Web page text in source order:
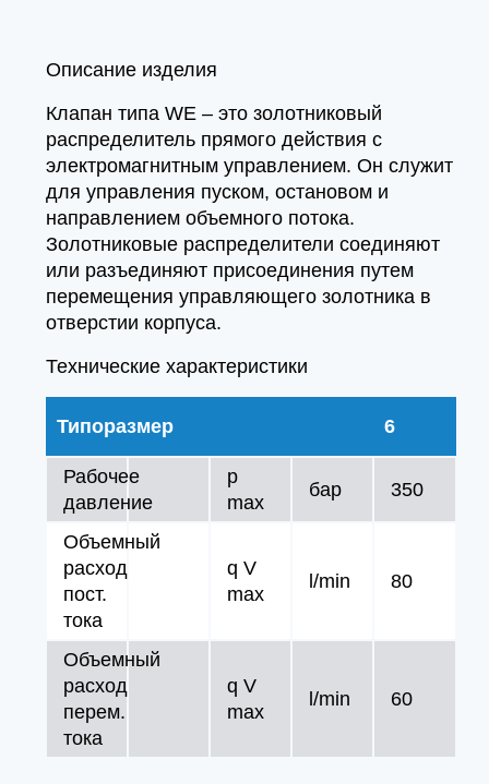
Описание изделия
Клапан типа WE – это золотниковый
распределитель прямого действия с
электромагнитным управлением. Он служит
для управления пуском, остановом и
направлением объемного потока.
Золотниковые распределители соединяют
или разъединяют присоединения путем
перемещения управляющего золотника в
отверстии корпуса.
Технические характеристики
Типоразмер 6
Рабочее
давление
p
max
бар 350
Объемный
расход
пост.
тока
q V
max
l/min 80
Объемный
расход
перем.
тока
q V
max
l/min 60